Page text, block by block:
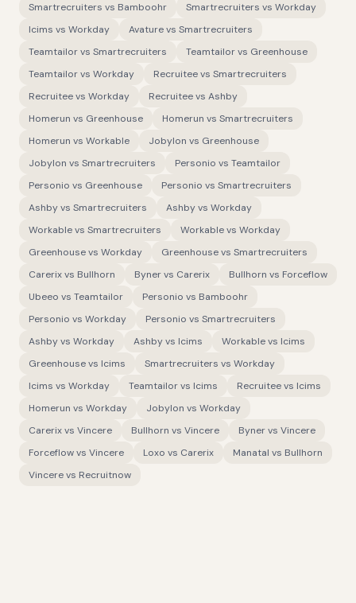
Smartrecruiters vs Bamboohr Smartrecruiters vs Workday
Icims vs Workday Avaturevs Smartrecruiters
Teamtailorvs Smartrecruiters Teamtailorvs Greenhouse
Teamtailorvs Workday Recruiteevs Smartrecruiters
Recruiteevs Workday Recruiteevs Ashby
Homerun vs Greenhouse Homerun vs Smartrecruiters
Homerun vs Workable Jobylon vs Greenhouse
Jobylon vs Smartrecruiters Personio vs Teamtailor
Personio vs Greenhouse Personio vs Smartrecruiters
Ashbyvs Smartrecruiters Ashbyvs Workday
Workablevs Smartrecruiters Workablevs Workday
Greenhousevs Workday Greenhousevs Smartrecruiters
Carerixvs Bullhorn Bynervs Carerix Bullhorn vs Forceflow
Ubeeo vs Teamtailor Personio vs Bamboohr
Personio vs Workday Personio vs Smartrecruiters
Ashbyvs Workday Ashbyvs Icims Workablevs Icims
Greenhousevs Icims Smartrecruiters vs Workday
Icims vs Workday Teamtailorvs Icims Recruiteevs Icims
Homerun vs Workday Jobylon vs Workday
Carerixvs Vincere Bullhorn vs Vincere Bynervs Vincere
Forceflowvs Vincere Loxo vs Carerix Manatal vs Bullhorn
Vincerevs Recruitnow